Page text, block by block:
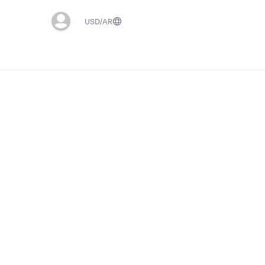
AR
USD